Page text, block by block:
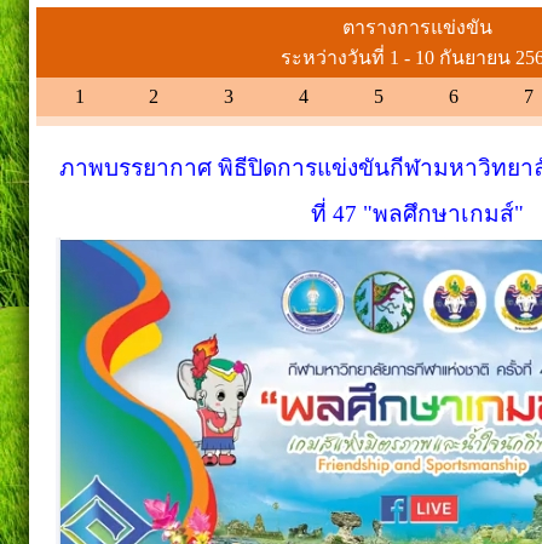
ตารางการแข่งขัน
ระหว่างวันที่ 1 - 10 กันยายน
1
2 3 4 5 6 7
ภาพบรรยากาศ พิธีปิดการแข่งขันกีฬามหาวิทยา
ที่ 47 "พลศึกษาเกมส์"